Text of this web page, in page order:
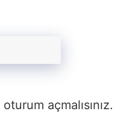
oturum açmalısınız.